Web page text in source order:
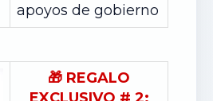
apoyos de gobierno
🎁 REGALO